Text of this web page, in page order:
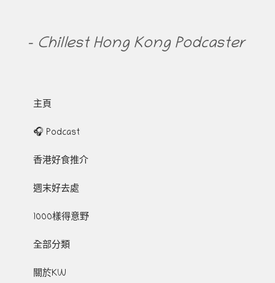
- Chillest Hong Kong Podcaster
主頁
🎧 Podcast
香港好食推介
週末好去處
1000樣得意野
全部分類
關於KW